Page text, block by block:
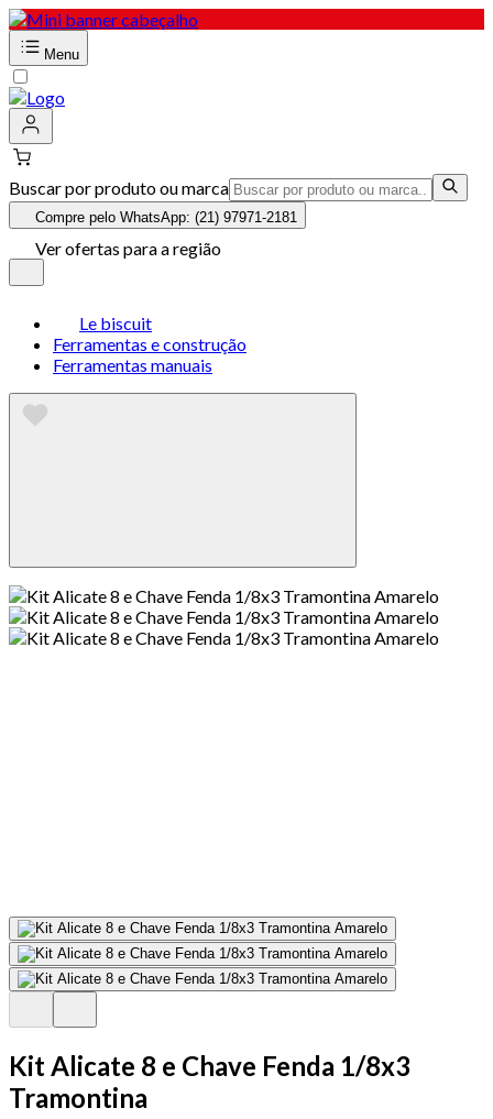
Menu
Buscar por produto ou marca
Compre pelo WhatsApp: (21) 97971-2181
Ver ofertas para a região
Le biscuit
Ferramentas e construção
Ferramentas manuais
Kit Alicate 8 e Chave Fenda 1/8x3
Tramontina